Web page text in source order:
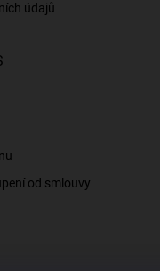
údajů
od smlouvy